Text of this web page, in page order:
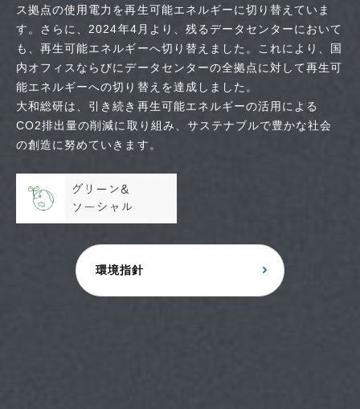
ス拠点の使用電力を再生可能エネルギーに切り替えていま
す。さらに、2024年4月より、残るデータセンターにおいて
も、再生可能エネルギーへ切り替えました。これにより、国
内オフィスならびにデータセンターの全拠点に対して再生可
能エネルギーへの切り替えを達成しました。
大和総研は、引き続き再生可能エネルギーの活用による
CO2排出量の削減に取り組み、サステナブルで豊かな社会
の創造に努めていきます。
環境指針